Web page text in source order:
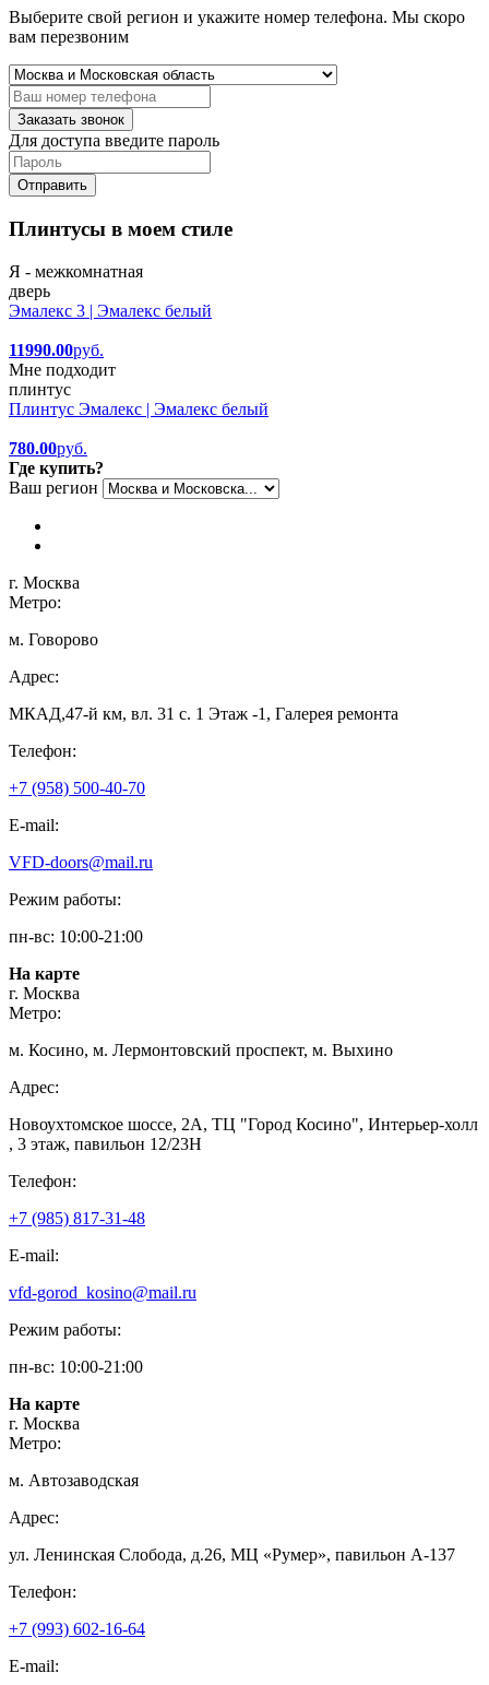
Выберите свой регион и укажите номер телефона. Мы скоро
вам перезвоним
Заказать звонок
Для доступа введите пароль
Отправить
Плинтусы в моем стиле
Я - межкомнатная
дверь
Эмалекс 3 | Эмалекс белый
11990.00руб.
Мне подходит
плинтус
Плинтус Эмалекс | Эмалекс белый
780.00руб.
Где купить?
Ваш регион
г. Москва
Метро:
м. Говорово
Адрес:
МКАД,47-й км, вл. 31 с. 1 Этаж -1, Галерея ремонта
Телефон:
+7 (958) 500-40-70
E-mail:
VFD-doors@mail.ru
Режим работы:
пн-вс: 10:00-21:00
На карте
г. Москва
Метро:
м. Косино, м. Лермонтовский проспект, м. Выхино
Адрес:
Новоухтомское шоссе, 2А, ТЦ "Город Косино", Интерьер-холл
, 3 этаж, павильон 12/23Н
Телефон:
+7 (985) 817-31-48
E-mail:
vfd-gorod_kosino@mail.ru
Режим работы:
пн-вс: 10:00-21:00
На карте
г. Москва
Метро:
м. Автозаводская
Адрес:
ул. Ленинская Слобода, д.26, МЦ «Румер», павильон А-137
Телефон:
+7 (993) 602-16-64
E-mail: